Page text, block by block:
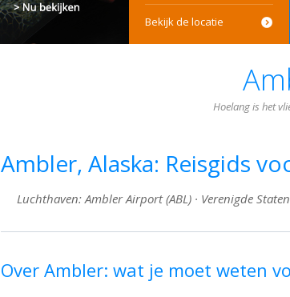
Bekijk de locatie
Hoelang is het
Ambler, Alaska: Reisgids
Luchthaven: Ambler Airport (ABL) · Verenigde
Over Ambler: wat je moet weten